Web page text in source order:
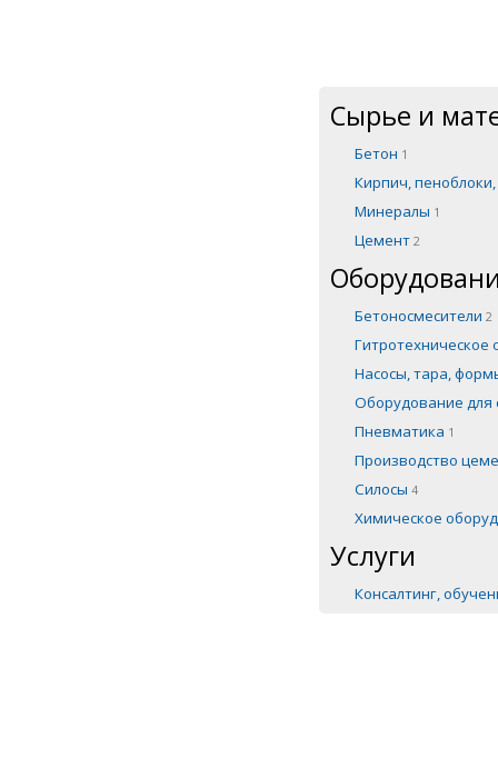
Сырье и
Бетон 1
Кирпич,
Минералы 1
Цемент 2
Бетоносмесители 2
Насосы, тара,
Оборудование для
Пневматика 1
Производство
Силосы 4
Химическое
Услуги
Консалтинг,